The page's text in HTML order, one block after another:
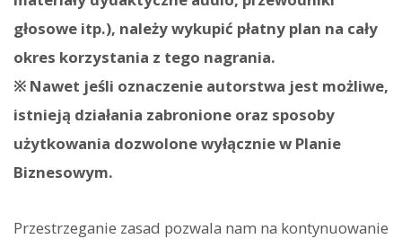
głosowe itp.), należy wykupić płatny plan na cały
okres korzystania z tego nagrania.
※ Nawet jeśli oznaczenie autorstwa jest możliwe,
istnieją działania zabronione oraz sposoby
użytkowania dozwolone wyłącznie w Planie
Biznesowym.
Przestrzeganie zasad pozwala nam na kontynuowanie